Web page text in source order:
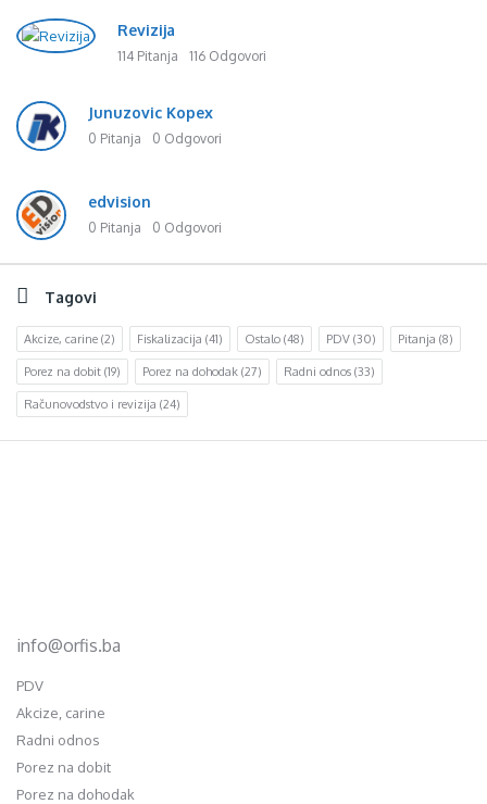
Revizija
114 Pitanja 116 Odgovori
Junuzovic Kopex
0 Pitanja 0 Odgovori
edvision
0 Pitanja 0 Odgovori
Tagovi
Akcize, carine (2) Fiskalizacija (41) Ostalo (48) PDV (30) Pitanja (8)
Porez na dobit (19) Porez na dohodak (27) Radni odnos (33)
Računovodstvo i revizija (24)
info@orfis.ba
PDV
Akcize, carine
Radni odnos
Porez na dobit
Porez na dohodak